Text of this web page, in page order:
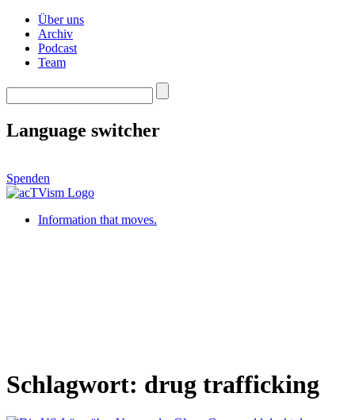
Über uns
Archiv
Podcast
Team
Language switcher
Spenden
Information that moves.
Schlagwort: drug trafficking